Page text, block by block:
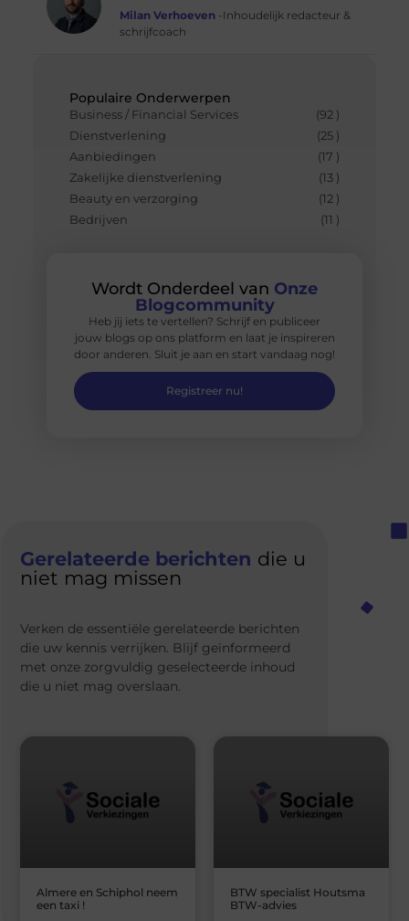
Populaire Onderwerpen
Business / Financial Services
(92 )
Dienstverlening
(25 )
Aanbiedingen
(17 )
Zakelijke dienstverlening
(13 )
Beauty en verzorging
(12 )
Bedrijven
(11 )
Wordt Onderdeel van Onze
Blogcommunity
Heb jij iets te vertellen? Schrijf en publiceer
jouw blogs op ons platform en laat je inspireren
door anderen. Sluit je aan en start vandaag nog!
Registreer nu!
Milan Verhoeven-Inhoudelijk redacteur &
schrijfcoach
Gerelateerde berichten die u
niet mag missen
Verken de essentiële gerelateerde berichten
die uw kennis verrijken. Blijf geïnformeerd
met onze zorgvuldig geselecteerde inhoud
die u niet mag overslaan.
Almere en Schiphol neem
een taxi !
BTW specialist Houtsma
BTW-advies